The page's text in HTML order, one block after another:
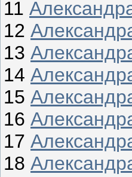
11
12
13
14
15
16
17
18